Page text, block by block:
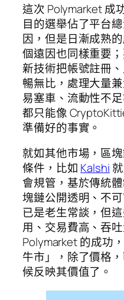
這次 Polymarket 成
目的選舉佔了平台
因，但是日漸成熟
個遠因也同樣重要
新技術把帳號註冊
暢無比，處理大量
易塞車、流動性不
都只能像
準備好的事實。
就如其他市場，區
條件，比如 Kalshi
會規管，基於傳統
塊鏈公開透明、不
已是老生常談，但
用、交易費高、吞
Polymarket 的成功
牛市」，除了價格
候反映其價值了。